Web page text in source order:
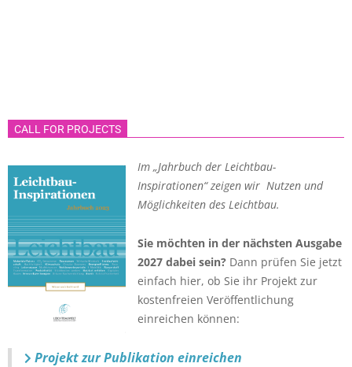
CALL FOR PROJECTS
Im „Jahrbuch der Leichtbau-
Inspirationen“ zeigen wir Nutzen und
Möglichkeiten des Leichtbau.
Sie möchten in der nächsten Ausgabe
2027 dabei sein? Dann prüfen Sie jetzt
einfach hier, ob Sie ihr Projekt zur
kostenfreien Veröffentlichung
einreichen können:
Projekt zur Publikation einreichen